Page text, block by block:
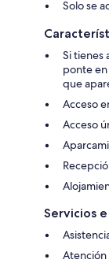
Solo se
Si tienes
ponte
que
Acceso
Acceso
Servicios